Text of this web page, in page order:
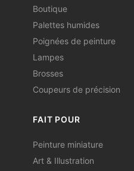
Boutique
Palettes humides
Poignées de peinture
Lampes
Brosses
Coupeurs de précision
FAIT POUR
Peinture miniature
Art & Illustration